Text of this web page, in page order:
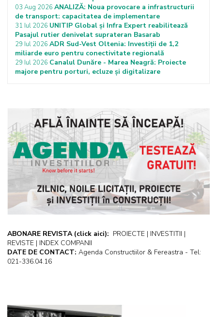
03 Aug 2026 ANALIZĂ: Noua provocare a infrastructurii
de transport: capacitatea de implementare
31 Iul 2026 UNITIP Global și Infra Expert reabilitează
Pasajul rutier denivelat suprateran Basarab
29 Iul 2026 ADR Sud-Vest Oltenia: Investiții de 1,2
miliarde euro pentru conectivitate regională
29 Iul 2026 Canalul Dunăre - Marea Neagră: Proiecte
majore pentru porturi, ecluze și digitalizare
ABONARE REVISTA (click aici): PROIECTE | INVESTITII |
REVISTE | INDEX COMPANII
DATE DE CONTACT: Agenda Constructiilor & Fereastra - Tel:
021-336.04.16